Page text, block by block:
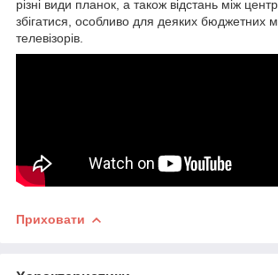
різні види планок, а також відстань між
збігатися, особливо для деяких бюджетних
телевізорів.
Приховати